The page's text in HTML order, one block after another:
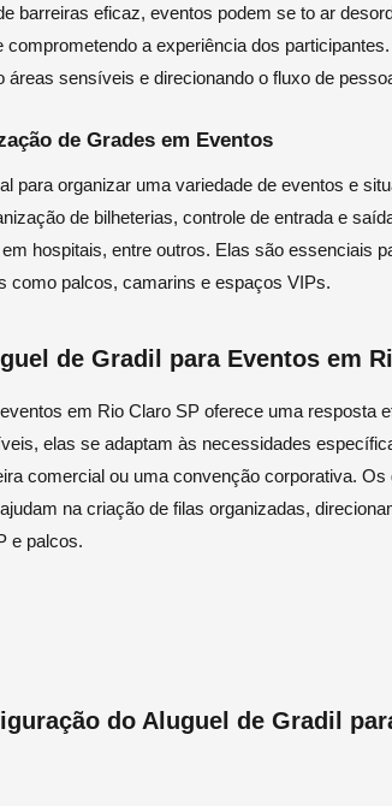
barreiras eficaz, eventos podem se to ar
comprometendo a experiência dos
áreas sensíveis e direcionando o fluxo de
de Grades em Eventos
para organizar uma variedade de eventos e
de bilheterias, controle de entrada e
hospitais, entre outros. Elas são essenciais
como palcos, camarins e espaços VIPs.
de Gradil para Eventos em
em Rio Claro SP oferece uma resposta
elas se adaptam às necessidades
comercial ou uma convenção corporativa.
na criação de filas organizadas,
e palcos.
do Aluguel de Gradil